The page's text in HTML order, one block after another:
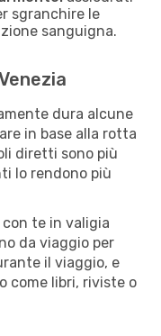
sgranchire le
sanguigna.
dura alcune
in base alla rotta
diretti sono più
lo rendono più
te in valigia
da viaggio per
il viaggio, e
come libri, riviste o